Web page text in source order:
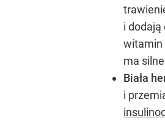
i dodają
witamin
ma
Biała
i